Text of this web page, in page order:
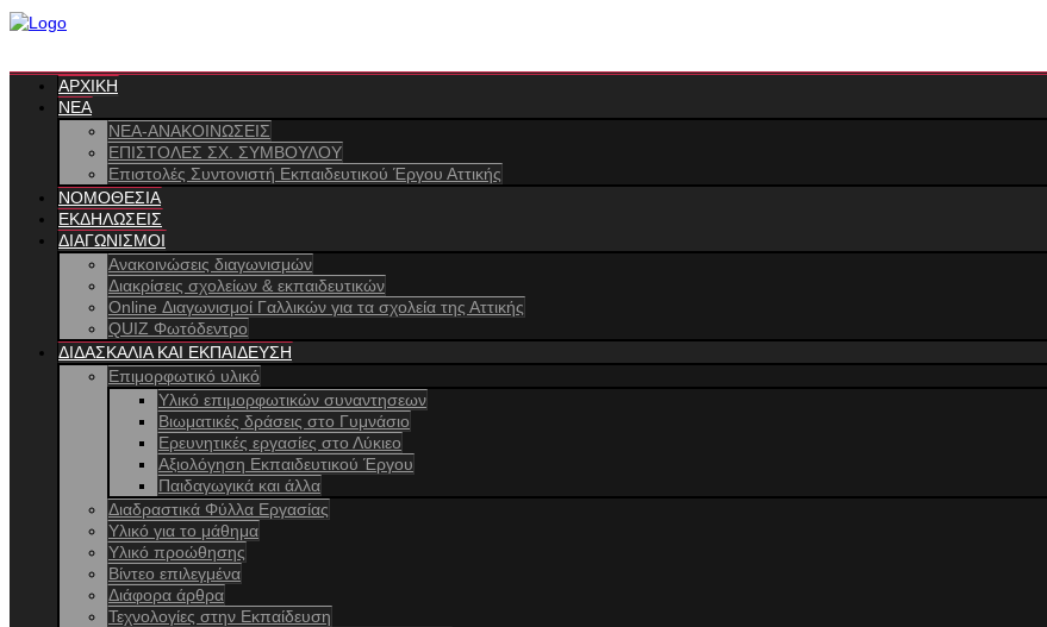
ΑΡΧΙΚΗ
ΝΕΑ
ΝΕΑ-ΑΝΑΚΟΙΝΩΣΕΙΣ
ΕΠΙΣΤΟΛΕΣ ΣΧ. ΣΥΜΒΟΥΛΟΥ
Επιστολές Συντονιστή Εκπαιδευτικού Έργου Αττικής
ΝΟΜΟΘΕΣΙΑ
ΕΚΔΗΛΩΣΕΙΣ
ΔΙΑΓΩΝΙΣΜΟΙ
Ανακοινώσεις διαγωνισμών
Διακρίσεις σχολείων & εκπαιδευτικών
Online Διαγωνισμοί Γαλλικών για τα σχολεία της Αττικής
QUIZ Φωτόδεντρο
ΔΙΔΑΣΚΑΛΙΑ ΚΑΙ ΕΚΠΑΙΔΕΥΣΗ
Επιμορφωτικό υλικό
Υλικό επιμορφωτικών συναντησεων
Βιωματικές δράσεις στο Γυμνάσιο
Ερευνητικές εργασίες στο Λύκιεο
Αξιολόγηση Εκπαιδευτικού Έργου
Παιδαγωγικά και άλλα
Διαδραστικά Φύλλα Εργασίας
Yλικό για το μάθημα
Υλικό προώθησης
Βίντεο επιλεγμένα
Διάφορα άρθρα
Τεχνολογίες στην Εκπαίδευση